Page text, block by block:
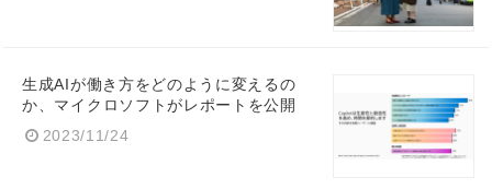
生成AIが働き方をどのように変えるの
か、マイクロソフトがレポートを公開
2023/11/24
Japanese